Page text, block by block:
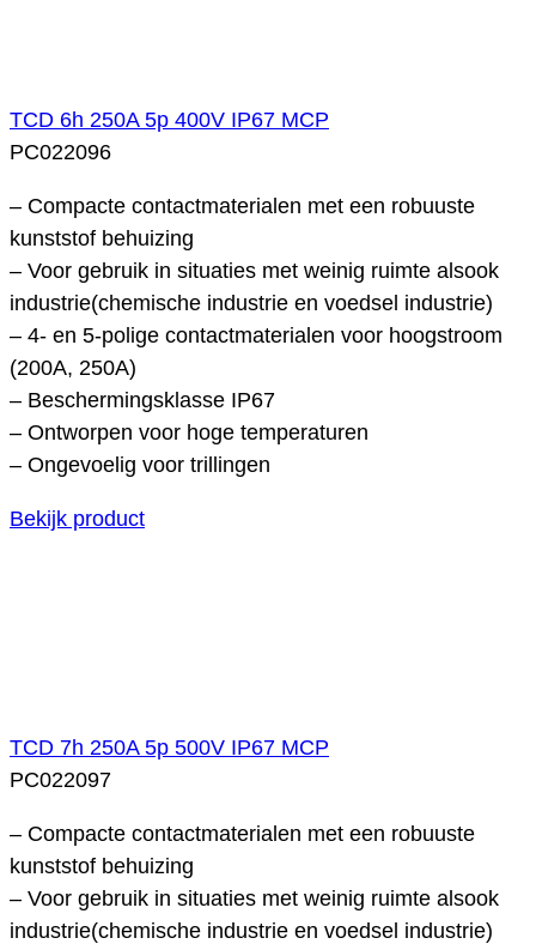
TCD 6h 250A 5p 400V IP67 MCP
PC022096
– Compacte contactmaterialen met een robuuste
kunststof behuizing
– Voor gebruik in situaties met weinig ruimte alsook
industrie(chemische industrie en voedsel industrie)
– 4- en 5-polige contactmaterialen voor hoogstroom
(200A, 250A)
– Beschermingsklasse IP67
– Ontworpen voor hoge temperaturen
– Ongevoelig voor trillingen
Bekijk product
TCD 7h 250A 5p 500V IP67 MCP
PC022097
– Compacte contactmaterialen met een robuuste
kunststof behuizing
– Voor gebruik in situaties met weinig ruimte alsook
industrie(chemische industrie en voedsel industrie)